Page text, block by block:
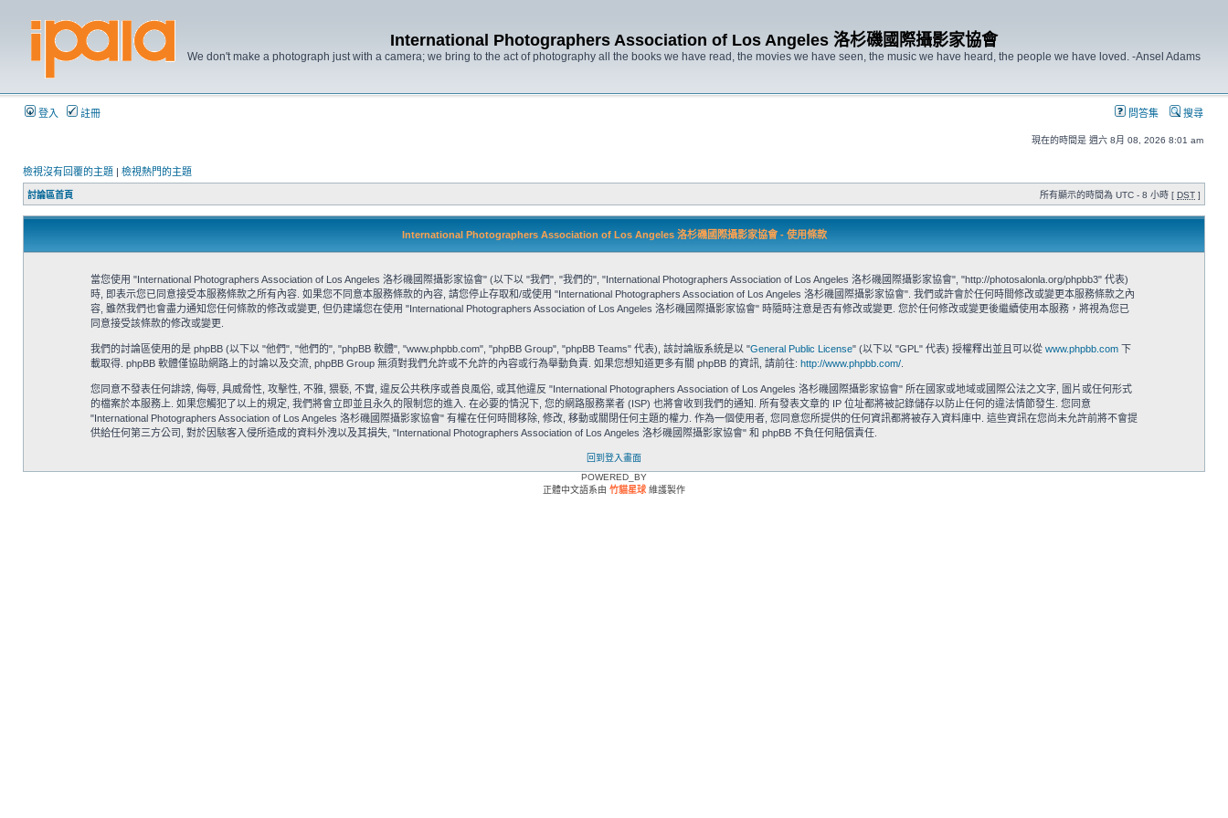
International Photographers Association of Los Angeles 洛杉磯國際攝影家協會
We don't make a photograph just with a camera; we bring to the act of photography all the books we have read, the movies we have seen, the music we have heard, the people we have loved. -Ansel Adams
登入 註冊 問答集 搜尋
現在的時間是 週六 8月 08, 2026 8:01 am
檢視沒有回覆的主題 | 檢視熱門的主題
討論區首頁 所有顯示的時間為 UTC - 8 小時 [ DST ]
International Photographers Association of Los Angeles 洛杉磯國際攝影家協會 - 使用條款
當您使用 "International Photographers Association of Los Angeles 洛杉磯國際攝影家協會" (以下以 "我們", "我們的", "International Photographers Association of Los Angeles 洛杉磯國際攝影家協會", "http://photosalonla.org/phpbb3" 代表)
時, 即表示您已同意接受本服務條款之所有內容. 如果您不同意本服務條款的內容, 請您停止存取和/或使用 "International Photographers Association of Los Angeles 洛杉磯國際攝影家協會". 我們或許會於任何時間修改或變更本服務條款之內
容, 雖然我們也會盡力通知您任何條款的修改或變更, 但仍建議您在使用 "International Photographers Association of Los Angeles 洛杉磯國際攝影家協會" 時隨時注意是否有修改或變更. 您於任何修改或變更後繼續使用本服務，將視為您已
同意接受該條款的修改或變更.
我們的討論區使用的是 phpBB (以下以 "他們", "他們的", "phpBB 軟體", "www.phpbb.com", "phpBB Group", "phpBB Teams" 代表), 該討論版系統是以 "General Public License" (以下以 "GPL" 代表) 授權釋出並且可以從 www.phpbb.com下
載取得. phpBB 軟體僅協助網路上的討論以及交流, phpBB Group 無須對我們允許或不允許的內容或行為舉動負責. 如果您想知道更多有關 phpBB 的資訊, 請前往: http://www.phpbb.com/.
您同意不發表任何誹謗, 侮辱, 具威脅性, 攻擊性, 不雅, 猥褻, 不實, 違反公共秩序或善良風俗, 或其他違反 "International Photographers Association of Los Angeles 洛杉磯國際攝影家協會" 所在國家或地域或國際公法之文字, 圖片或任何形式
的檔案於本服務上. 如果您觸犯了以上的規定, 我們將會立即並且永久的限制您的進入. 在必要的情況下, 您的網路服務業者 (ISP) 也將會收到我們的通知. 所有發表文章的 IP 位址都將被記錄儲存以防止任何的違法情節發生. 您同意
"International Photographers Association of Los Angeles 洛杉磯國際攝影家協會" 有權在任何時間移除, 修改, 移動或關閉任何主題的權力. 作為一個使用者, 您同意您所提供的任何資訊都將被存入資料庫中. 這些資訊在您尚未允許前將不會提
供給任何第三方公司, 對於因駭客入侵所造成的資料外洩以及其損失, "International Photographers Association of Los Angeles 洛杉磯國際攝影家協會" 和 phpBB 不負任何賠償責任.
回到登入畫面
POWERED_BY
正體中文語系由 竹貓星球 維護製作